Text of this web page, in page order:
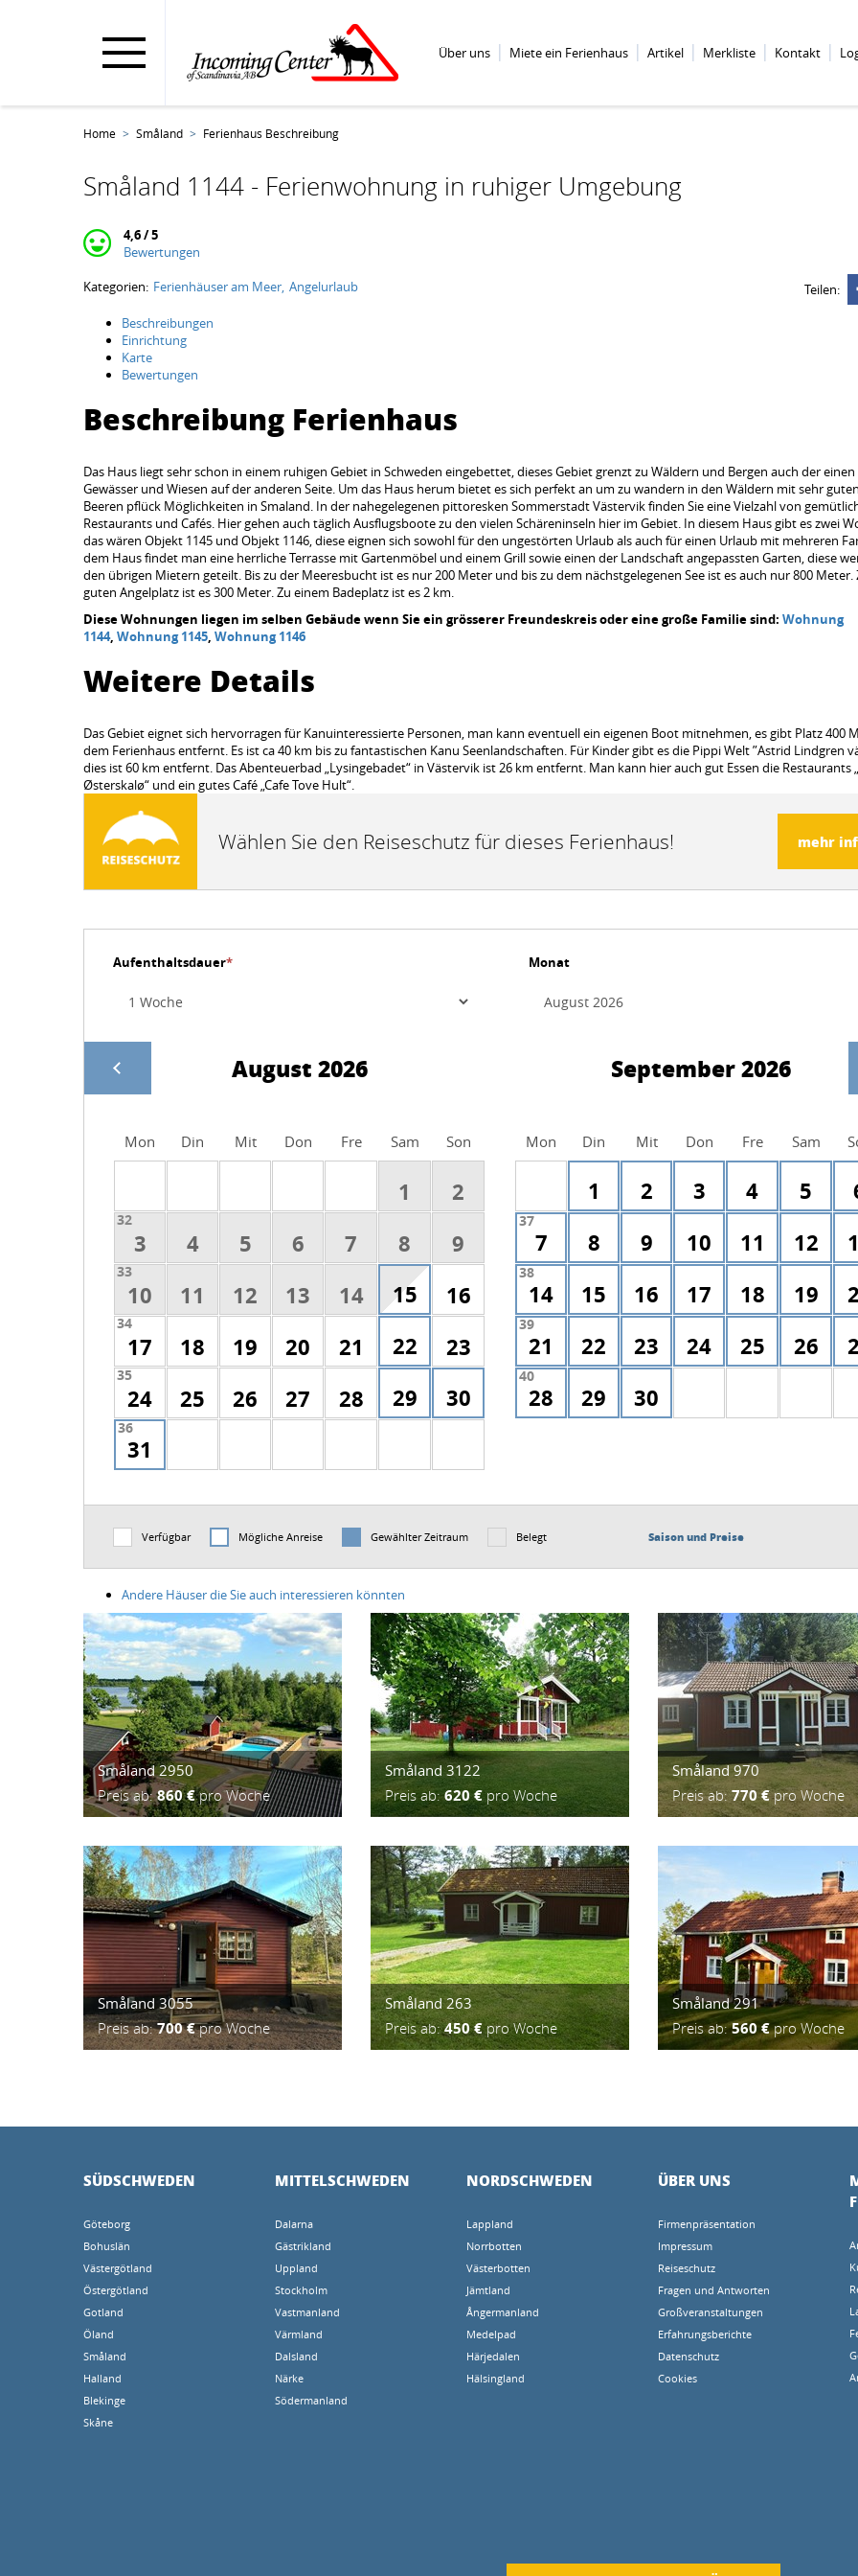
Über uns Miete ein Ferienhaus Artikel Merkliste Kontakt
Home Småland Ferienhaus Beschreibung
Småland 1144 - Ferienwohnung in ruhiger Umgebung
4,6 / 5
Bewertungen
Kategorien: Ferienhäuser am Meer Angelurlaub
Teilen:
Beschreibungen
Einrichtung
Karte
Bewertungen
Beschreibung Ferienhaus
Das Haus liegt sehr schon in einem ruhigen Gebiet in Schweden eingebettet, dieses Gebiet grenzt zu Wäldern und Bergen auch der einen
Gewässer und Wiesen auf der anderen Seite. Um das Haus herum bietet es sich perfekt an um zu wandern in den Wäldern mit sehr
Beeren pflück Möglichkeiten in Smaland. In der nahegelegenen pittoresken Sommerstadt Västervik finden Sie eine Vielzahl von
Restaurants und Cafés. Hier gehen auch täglich Ausflugsboote zu den vielen Schäreninseln hier im Gebiet. In diesem Haus gibt es zwei
das wären Objekt 1145 und Objekt 1146, diese eignen sich sowohl für den ungestörten Urlaub als auch für einen Urlaub mit mehreren
dem Haus findet man eine herrliche Terrasse mit Gartenmöbel und einem Grill sowie einen der Landschaft angepassten Garten, diese
den übrigen Mietern geteilt. Bis zu der Meeresbucht ist es nur 200 Meter und bis zu dem nächstgelegenen See ist es auch nur 800 Meter.
guten Angelplatz ist es 300 Meter. Zu einem Badeplatz ist es 2 km.
Diese Wohnungen liegen im selben Gebäude wenn Sie ein grösserer Freundeskreis oder eine große Familie sind: Wohnung
1144, Wohnung 1145, Wohnung 1146
Weitere Details
Das Gebiet eignet sich hervorragen für Kanuinteressierte Personen, man kann eventuell ein eigenen Boot mitnehmen, es gibt Platz 400
dem Ferienhaus entfernt. Es ist ca 40 km bis zu fantastischen Kanu Seenlandschaften. Für Kinder gibt es die Pippi Welt ”Astrid Lindgren
dies ist 60 km entfernt. Das Abenteuerbad „Lysingebadet“ in Västervik ist 26 km entfernt. Man kann hier auch gut Essen die Restaurants
Østerskalø“ und ein gutes Café „Cafe Tove Hult“.
Wählen Sie den Reiseschutz für dieses Ferienhaus! mehr
Aufenthaltsdauer* Monat
August 2026
Mon Din Mit Don Fre Sam Son
1 2
32
3 4 5 6 7 8 9
33
10 11 12 13 14 15 16
34
17 18 19 20 21 22 23
35
24 25 26 27 28 29 30
36
31
September 2026
Mon Din Mit Don Fre Sam
1 2 3 4 5
37
7 8 9 10 11 12
38
14 15 16 17 18 19
39
21 22 23 24 25 26
40
28 29 30
Verfügbar Mögliche Anreise Gewählter Zeitraum Belegt Saison und Preise
Andere Häuser die Sie auch interessieren könnten
Småland 2950
Preis ab:860 €pro Woche
Småland 3122
Preis ab:620 €pro Woche
Småland 970
Preis ab:770 €pro Woche
Småland 3055
Preis ab:700 €pro Woche
Småland 263
Preis ab:450 €pro Woche
Småland 291
Preis ab:560 €pro Woche
SÜDSCHWEDEN
Göteborg
Bohuslän
Västergötland
Östergötland
Gotland
Öland
Småland
Halland
Blekinge
Skåne
MITTELSCHWEDEN
Dalarna
Gästrikland
Uppland
Stockholm
Vastmanland
Värmland
Dalsland
Närke
Södermanland
NORDSCHWEDEN
Lappland
Norrbotten
Västerbotten
Jämtland
Ångermanland
Medelpad
Härjedalen
Hälsingland
ÜBER UNS
Firmenpräsentation
Impressum
Reiseschutz
Fragen und Antworten
Großveranstaltungen
Erfahrungsberichte
Datenschutz
Cookies